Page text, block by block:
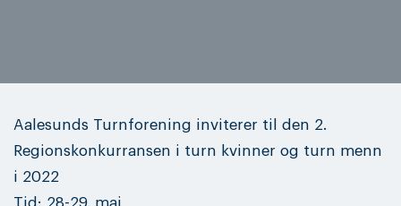
Aalesunds Turnforening inviterer til den 2.
Regionskonkurransen i turn kvinner og turn menn
i 2022
Tid: 28-29. mai